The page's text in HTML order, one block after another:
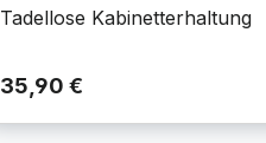
Tadellose Kabinetterhaltung
35,90 €